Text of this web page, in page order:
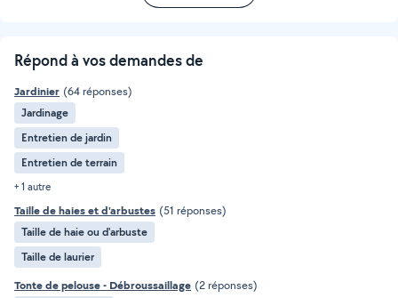
Répond à vos demandes de
Jardinier (64 réponses)
Jardinage
Entretien de jardin
Entretien de terrain
+ 1 autre
Taille de haies et d'arbustes (51 réponses)
Taille de haie ou d'arbuste
Taille de laurier
Tonte de pelouse - Débroussaillage (2 réponses)